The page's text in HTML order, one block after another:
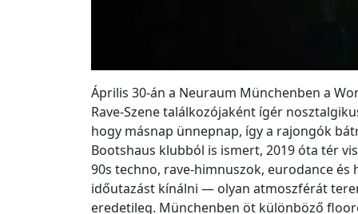
Április 30-án a Neuraum Münchenben a
Rave-Szene találkozójaként ígér
hogy másnap ünnepnap, így a rajongók
Bootshaus klubból is ismert, 2019 óta tér
90s techno, rave-himnuszok, eurodance
időutazást kínálni — olyan atmoszférát
eredetileg. Münchenben öt különböző